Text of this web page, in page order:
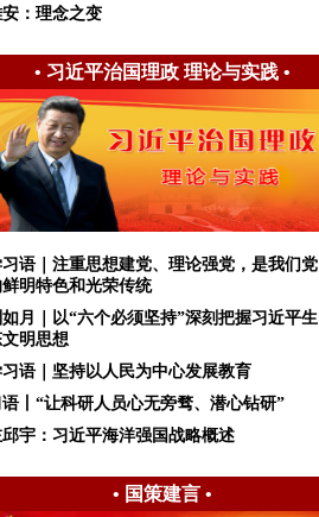
：理念之变
• 习近平治国理政 理论与实践•
语｜注重思想建党、理论强党，是我们党
鲜明特色和光荣传统
月｜以“六个必须坚持”深刻把握习近平生
明思想
语｜坚持以人民为中心发展教育
丨“让科研人员心无旁骛、潜心钻研”
宇：习近平海洋强国战略概述
• 国策建言•